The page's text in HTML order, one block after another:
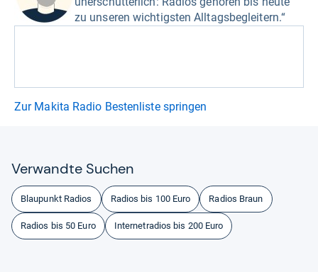
zu unseren wichtigsten Alltagsbegleitern.“
Zur Makita Radio Bestenliste springen
Ver­wandte Suchen
Blaupunkt Radios Radios bis 100 Euro Radios Braun
Radios bis 50 Euro Internetradios bis 200 Euro